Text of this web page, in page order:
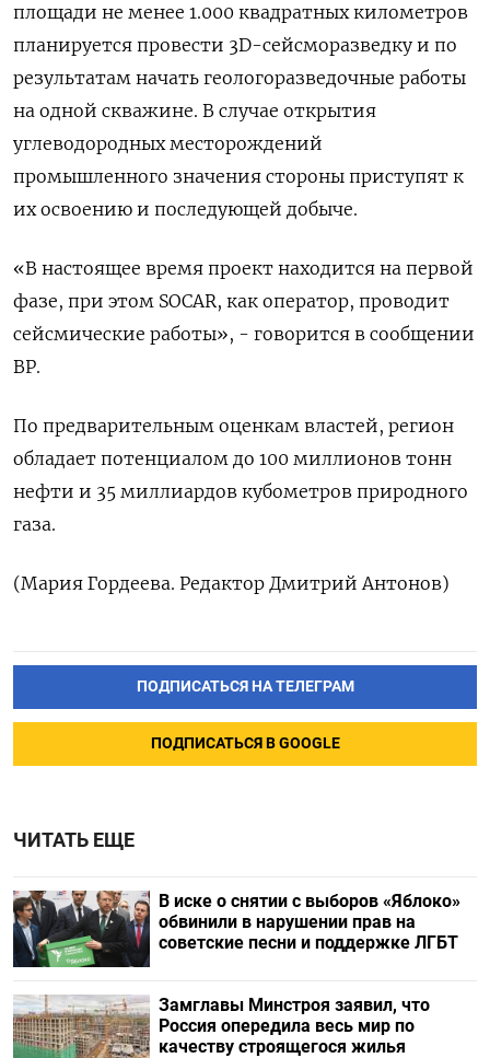
площади не менее 1.000 квадратных километров
планируется провести 3D-сейсморазведку и по
результатам начать геологоразведочные работы
на одной скважине. В случае открытия
углеводородных месторождений
промышленного значения стороны приступят к
их освоению и последующей добыче.
«В настоящее ​время проект находится ⁠на первой
фазе, при этом SOCAR, как оператор, проводит
сейсмические ‌работы», - говорится в сообщении
BP.
По предварительным оценкам ‌властей, регион
обладает потенциалом до 100 миллионов тонн ​
нефти и 35 миллиардов кубометров природного
газа.
(Мария ‌Гордеева. Редактор Дмитрий Антонов)
ПОДПИСАТЬСЯ НА ТЕЛЕГРАМ
ПОДПИСАТЬСЯ В GOOGLE
ЧИТАТЬ ЕЩЕ
В иске о снятии с выборов «Яблоко»
обвинили в нарушении прав на
советские песни и поддержке ЛГБТ
Замглавы Минстроя заявил, что
Россия опередила весь мир по
качеству строящегося жилья